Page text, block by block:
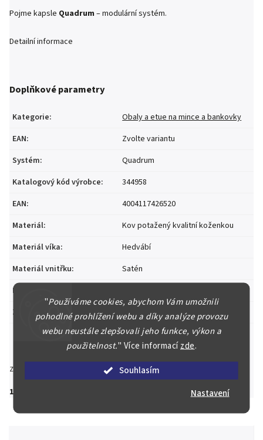
"Používáme cookies, abychom Vám umožnili
pohodlné prohlížení webu a díky analýze provozu
webu neustále zlepšovali jeho funkce, výkon a
použitelnost." Více informacízde.
Souhlasím
Nastavení
149 Kč
Pojme kapsle Quadrum – modulární systém.
Detailní informace
Doplňkové parametry
Kategorie:
Obaly a etue na mince a bankovky
EAN:
Zvolte variantu
Systém:
Quadrum
Katalogový kód výrobce:
344958
EAN:
4004117426520
Materiál:
Kov potažený kvalitní koženkou
Materiál víka:
Hedvábí
Materiál vnitřku:
Satén
Pojme
Země původu: Německo
Zeptat se Sdílet